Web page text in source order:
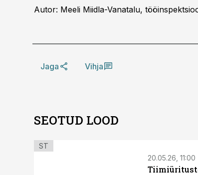
Autor: Meeli Miidla-Vanatalu,
Jaga Vihja
SEOTUD LOOD
ST
20.05.26, 11:00